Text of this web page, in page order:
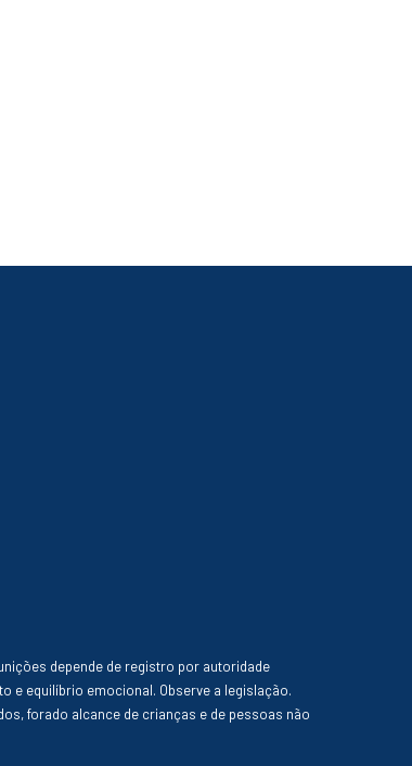
depende de registro por autoridade
e equilíbrio emocional. Observe a legislação.
forado alcance de crianças e de pessoas não